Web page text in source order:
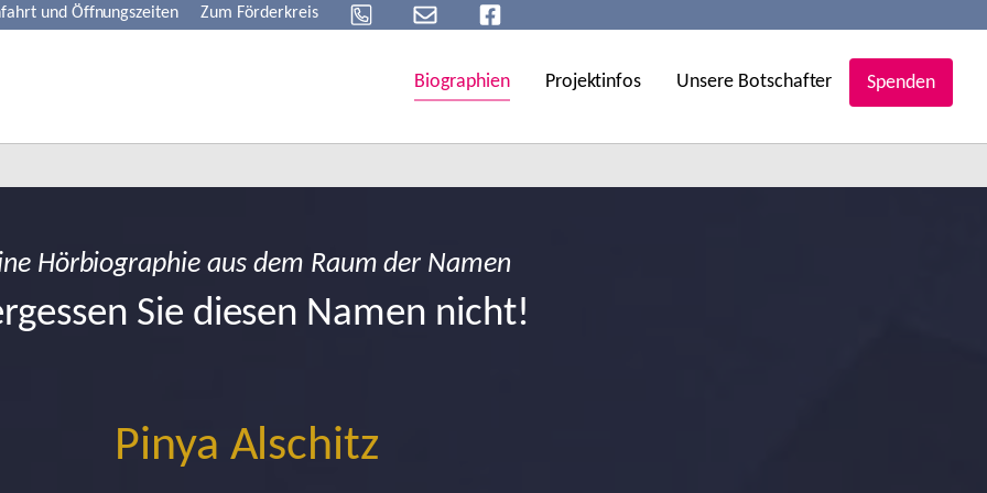
und Öffnungszeiten Zum Förderkreis
Biographien Projektinfos Unsere Botschafter Spenden
Hörbiographie aus dem Raum der Namen
Sie diesen Namen nicht!
Pinya Alschitz